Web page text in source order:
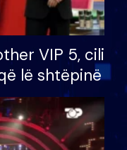
VIP 5, cili
lë shtëpinë